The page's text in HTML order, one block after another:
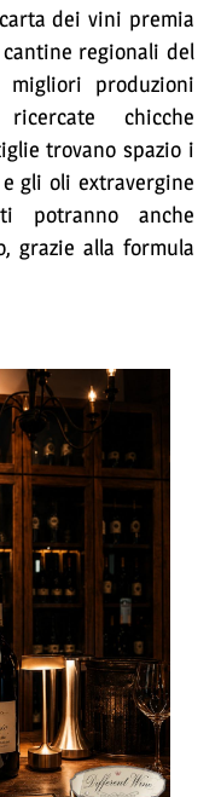
dei vini premia
regionali del
produzioni
chicche
trovano spazio i
gli oli extravergine
potranno anche
grazie alla formula